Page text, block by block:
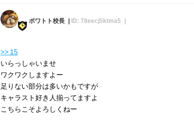
ポワトト校長 ID: 78eecj5ktma5
>> 15
いらっしゃいませ
ワクワクしますよー
足りない部分は多いかもですが
キャラスト好き人揃ってますよ
こちらこそよろしくねー